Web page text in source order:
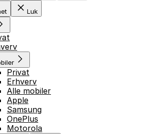
Luk
Privat
Erhverv
Alle mobiler
Apple
Samsung
OnePlus
Motorola